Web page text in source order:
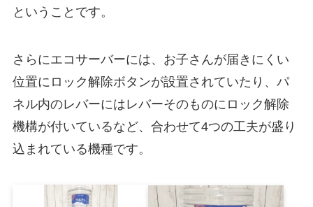
ということです。
さらにエコサーバーには、お子さんが届きにくい
位置にロック解除ボタンが設置されていたり、パ
ネル内のレバーにはレバーそのものにロック解除
機構が付いているなど、合わせて4つの工夫が盛り
込まれている機種です。